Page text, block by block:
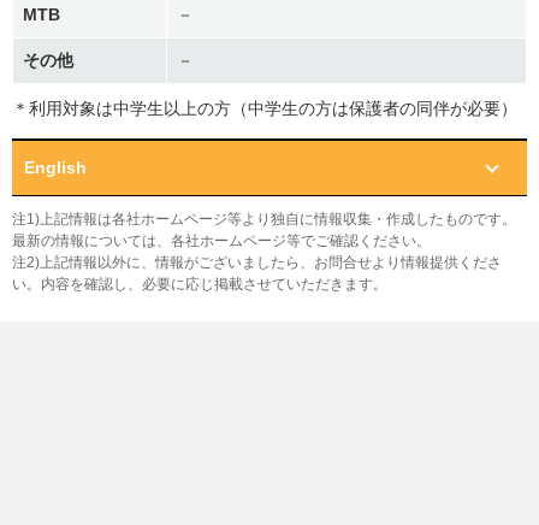
MTB －
その他 －
＊利用対象は中学生以上の方（中学生の方は保護者の同伴が必要）
English
注1)上記情報は各社ホームページ等より独自に情報収集・作成したものです。
最新の情報については、各社ホームページ等でご確認ください。
注2)上記情報以外に、情報がございましたら、お問合せより情報提供くださ
い。内容を確認し、必要に応じ掲載させていただきます。